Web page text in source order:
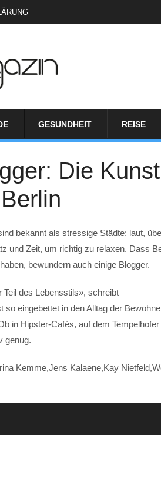
GESUNDHEIT REISE
Die
bekannt als stressige Städte: laut,
und Zeit, um richtig zu relaxen. Dass
bewundern auch einige Blogger.
des Lebensstils», schreibt
so eingebettet in den Alltag der
in Hipster-Cafés, auf dem
genug.
Kemme,Jens Kalaene,Kay